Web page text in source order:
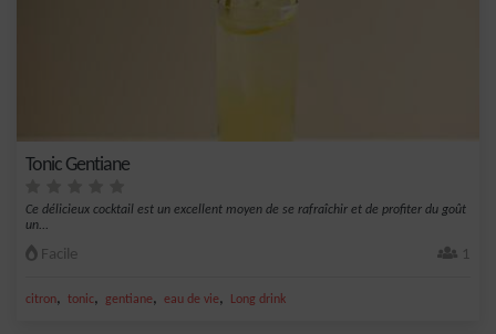
Tonic Gentiane
Ce délicieux cocktail est un excellent moyen de se rafraîchir et de profiter du goût
un...
Facile 1
citron, tonic, gentiane, eau de vie, Long drink